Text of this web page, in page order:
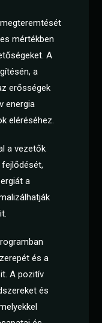
mértékben
A
a
erősségek
energia
eléréséhez.
a vezetők
a
és a
A pozitív
és